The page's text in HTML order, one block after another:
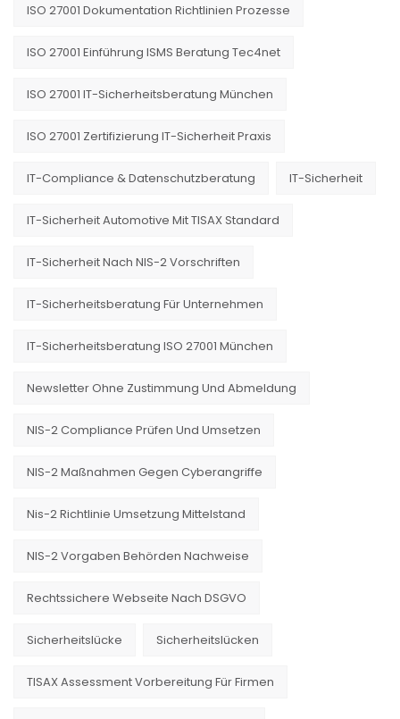
ISO 27001 Dokumentation Richtlinien Prozesse
ISO 27001 Einführung ISMS Beratung Tec4net
ISO 27001 IT-Sicherheitsberatung München
ISO 27001 Zertifizierung IT-Sicherheit Praxis
IT-Compliance & Datenschutzberatung IT-Sicherheit
IT-Sicherheit Automotive Mit TISAX Standard
IT-Sicherheit Nach NIS-2 Vorschriften
IT-Sicherheitsberatung Für Unternehmen
IT-Sicherheitsberatung ISO 27001 München
Newsletter Ohne Zustimmung Und Abmeldung
NIS-2 Compliance Prüfen Und Umsetzen
NIS-2 Maßnahmen Gegen Cyberangriffe
Nis-2 Richtlinie Umsetzung Mittelstand
NIS-2 Vorgaben Behörden Nachweise
Rechtssichere Webseite Nach DSGVO
Sicherheitslücke Sicherheitslücken
TISAX Assessment Vorbereitung Für Firmen